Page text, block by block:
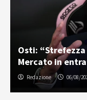
Osti:
Mercato in
Redazione 06/08/